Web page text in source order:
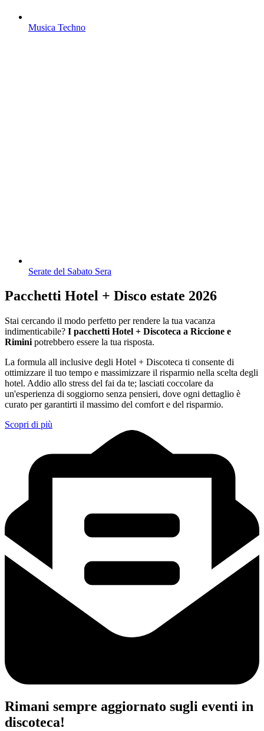
Musica Techno
Serate del Sabato Sera
Pacchetti Hotel + Disco estate 2026
Stai cercando il modo perfetto per rendere la tua vacanza
indimenticabile? I pacchetti Hotel + Discoteca a Riccione e
Rimini potrebbero essere la tua risposta.
La formula all inclusive degli Hotel + Discoteca ti consente di
ottimizzare il tuo tempo e massimizzare il risparmio nella scelta degli
hotel. Addio allo stress del fai da te; lasciati coccolare da
un'esperienza di soggiorno senza pensieri, dove ogni dettaglio è
curato per garantirti il massimo del comfort e del risparmio.
Scopri di più
Rimani sempre aggiornato sugli eventi in
discoteca!